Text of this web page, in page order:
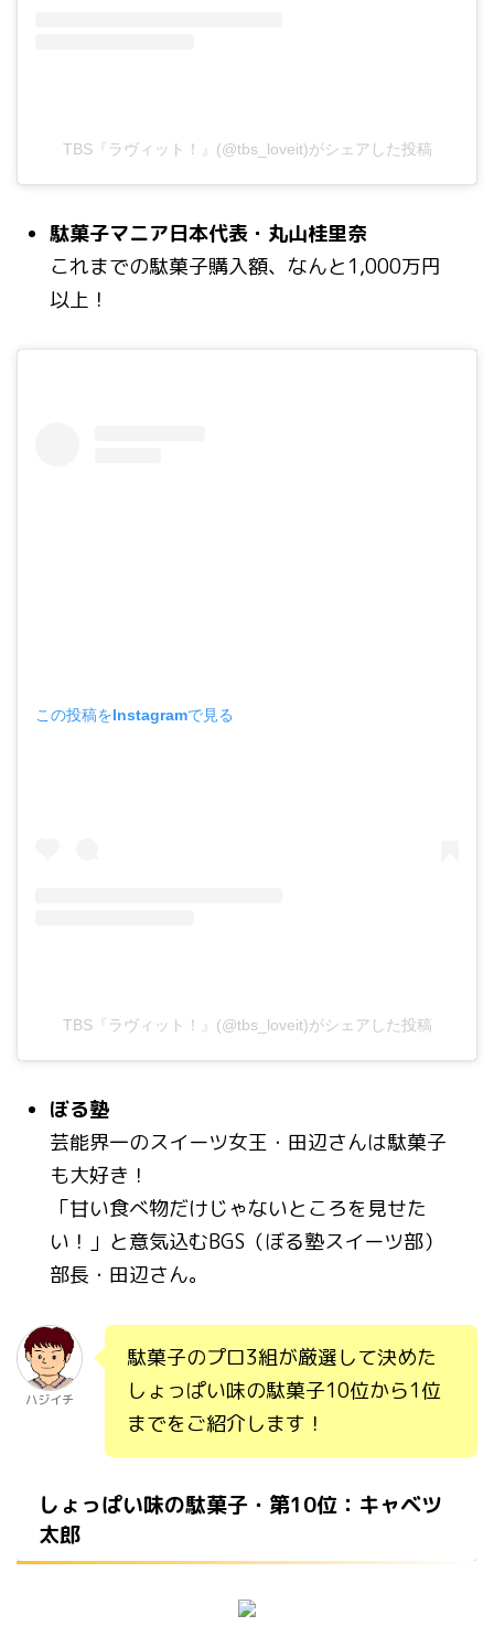
TBS『ラヴィット！』(@tbs_loveit)がシェアした投稿
駄菓子マニア日本代表・丸山桂里奈
これまでの駄菓子購入額、なんと1,000万円
以上！
この投稿をInstagramで見る
TBS『ラヴィット！』(@tbs_loveit)がシェアした投稿
ぼる塾
芸能界一のスイーツ女王・田辺さんは駄菓子
も大好き！
「甘い食べ物だけじゃないところを見せた
い！」と意気込むBGS（ぼる塾スイーツ部）
部長・田辺さん。
ハジイチ
駄菓子のプロ3組が厳選して決めた
しょっぱい味の駄菓子10位から1位
までをご紹介します！
しょっぱい味の駄菓子・第10位：キャベツ
太郎